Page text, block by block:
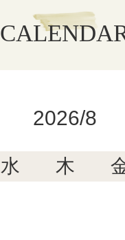
2026/8
水 木